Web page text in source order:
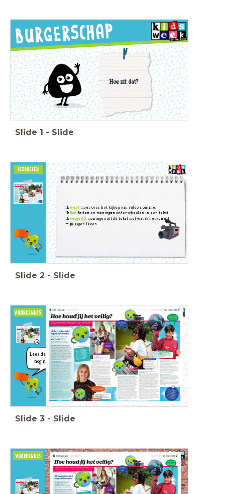
Hoe zit dat?
Slide 1 - Slide
Ik weetmeer over het kijken van video’s online.
Ik kan feitenen meningenonderscheiden in een tekst.
Ik vergelijkmeningen uit de tekst met wat ik herken uit
mijn eigen leven.
Slide 2 - Slide
Wat is dit voor tekst, waarom denk je dat?
Hoe ga je deze tekst lezen?
Wat valt je op aan de tekst?
Wat weet je er al van?
Lees de tekst
nog niet!
Slide 3 - Slide
Heb je vragen
als je naar de
tekst kijkt?